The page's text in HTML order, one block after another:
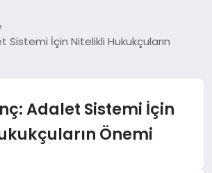
Sistemi İçin Nitelikli Hukukçuların
Adalet Sistemi İçin
Önemi